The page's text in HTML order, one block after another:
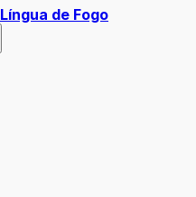
Língua de Fogo